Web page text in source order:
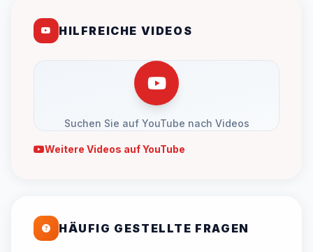
HILFREICHE VIDEOS
Suchen Sie auf YouTube nach Videos
Weitere Videos auf YouTube
HÄUFIG GESTELLTE FRAGEN